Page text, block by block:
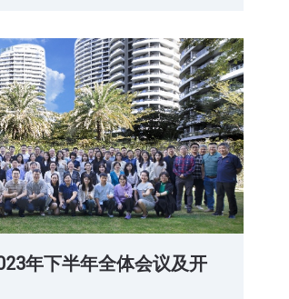
会议采用线上线下融合方式，来
专家、单位委员代表共39人出席
年下半年全体会议及开